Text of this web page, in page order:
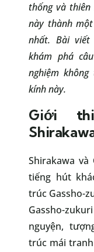
thống và
này thành
nhất. Bài viết
khám phá
nghiệm
kính này.
Giới
Shirakawa
tiếng hút
trúc Gassho-
Gassho-
nguyện,
trúc mái